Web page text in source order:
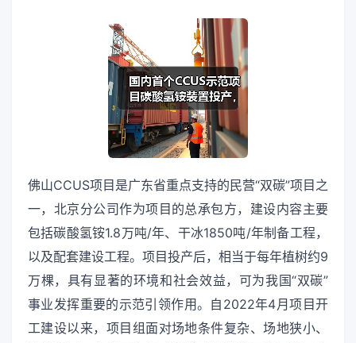
佛山CCUS项目是广东省重点支持的民营“双碳”项目之
一，北京分公司作为项目的总承包方，建设内容主要
包括碳酸氢铵1.8万吨/年、干冰1850吨/年制备工程，
以及配套建设工程。项目投产后，相当于每年植树约9
万棵，具有显著的环境和社会效益，可为我国“双碳”
事业发挥重要的示范引领作用。自2022年4月项目开
工建设以来，项目组面对场地条件复杂、场地狭小、